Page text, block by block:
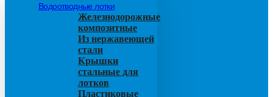
Водоотводные лотки
Железнодорожные
композитные
Из нержавеющей
стали
Крышки
стальные для
лотков
Пластиковые